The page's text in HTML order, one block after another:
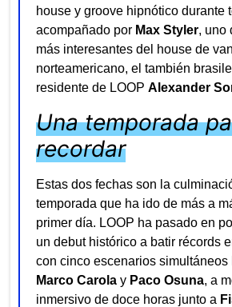
house y groove hipnótico durante
acompañado por Max Styler, uno
más interesantes del house de
norteamericano, el también
residente de LOOP Alexander
Una temporada
recordar
Estas dos fechas son la
temporada que ha ido de más a
primer día. LOOP ha pasado en
un debut histórico a batir récords
con cinco escenarios simultáneos
Marco Carola y Paco Osuna, a
inmersivo de doce horas junto a